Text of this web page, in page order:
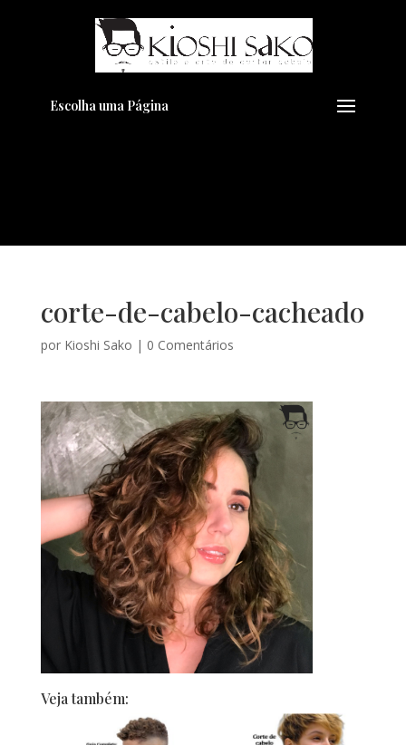
Escolha uma Página
corte-de-cabelo-cacheado
por Kioshi Sako | 0 Comentários
Veja também:
Pensando em transformar seu
Visual??